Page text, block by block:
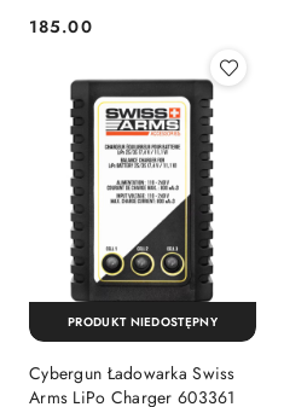
Cena:
185.00
Cybergun Ładowarka Swiss
Arms LiPo Charger 603361
PRODUKT NIEDOSTĘPNY